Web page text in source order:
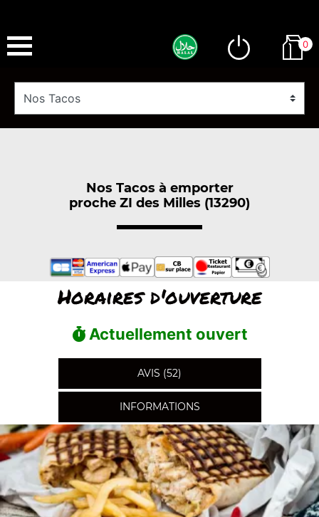
0
Nos Tacos à emporter
proche ZI des Milles (13290)
Horaires d'ouverture
Actuellement ouvert
AVIS (52)
INFORMATIONS